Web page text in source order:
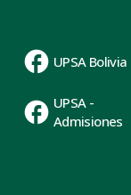
UPSA Bolivia
UPSA -
Admisiones